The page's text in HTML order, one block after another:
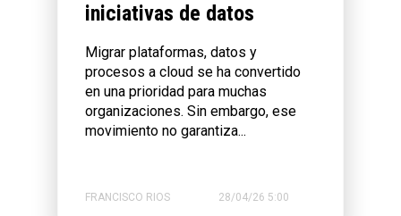
iniciativas de datos
Migrar plataformas, datos y
procesos a cloud se ha convertido
en una prioridad para muchas
organizaciones. Sin embargo, ese
movimiento no garantiza...
FRANCISCO RIOS 28/04/26 5:00